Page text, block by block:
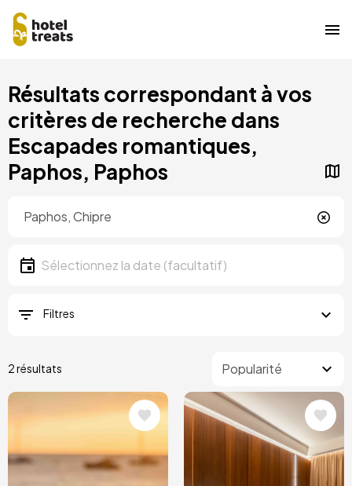
au
contenu
principal
Résultats correspondant à vos
critères de recherche dans
Escapades romantiques,
Paphos, Paphos
Date
Sélectionnez la date
Filtres
2 résultats
Image Image